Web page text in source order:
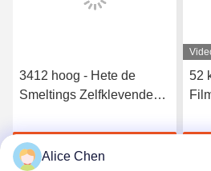
3412 hoog - Hete de
Smeltings Zelfklevende
Elastische Polyurethaan
Krijg Beste Prijs
52
Alice Chen